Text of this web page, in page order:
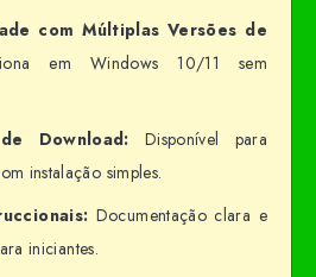
com Múltiplas Versões de
em Windows 10/11 sem
Download: Disponível para
instalação simples.
Documentação clara e
iniciantes.